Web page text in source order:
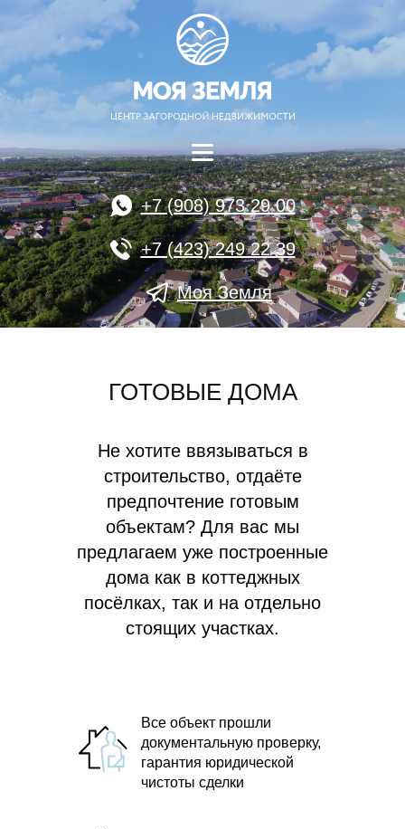
+7 (908) 973 29 00
+7 (423) 249 22 39
Моя Земля
ГОТОВЫЕ ДОМА
Не хотите ввязываться в
строительство, отдаёте
предпочтение готовым
объектам? Для вас мы
предлагаем уже построенные
дома как в коттеджных
посёлках, так и на отдельно
стоящих участках.
Все объект прошли
документальную проверку,
гарантия юридической
чистоты сделки